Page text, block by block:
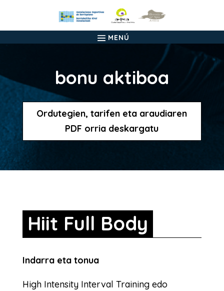
bonu aktiboa
Ordutegien, tarifen eta araudiaren
PDF orria deskargatu
Hiit Full Body
Indarra eta tonua
High Intensity Interval Training edo